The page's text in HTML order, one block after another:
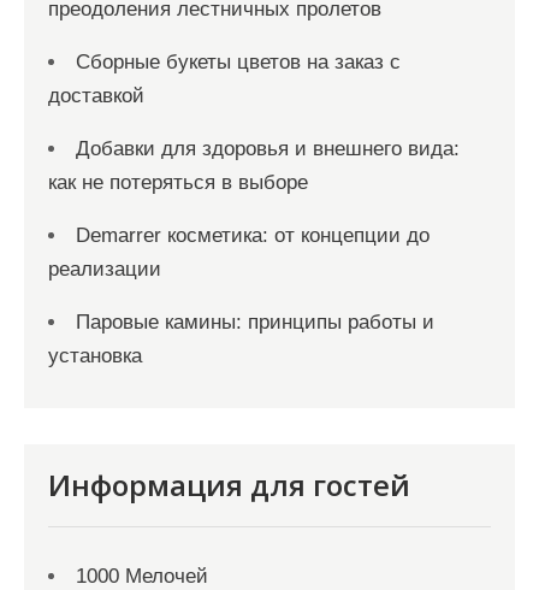
преодоления лестничных пролетов
Сборные букеты цветов на заказ с
доставкой
Добавки для здоровья и внешнего вида:
как не потеряться в выборе
Demarrer косметика: от концепции до
реализации
Паровые камины: принципы работы и
установка
Информация для гостей
1000 Мелочей